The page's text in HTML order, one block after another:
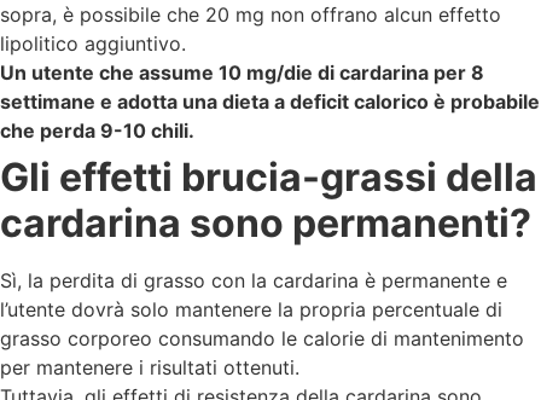
sopra, è possibile che 20 mg non offrano alcun effetto
lipolitico aggiuntivo.
Un utente che assume 10 mg/die di cardarina per 8
settimane e adotta una dieta a deficit calorico è probabile
che perda 9-10 chili.
Gli effetti brucia-grassi della
cardarina sono permanenti?
Sì, la perdita di grasso con la cardarina è permanente e
l’utente dovrà solo mantenere la propria percentuale di
grasso corporeo consumando le calorie di mantenimento
per mantenere i risultati ottenuti.